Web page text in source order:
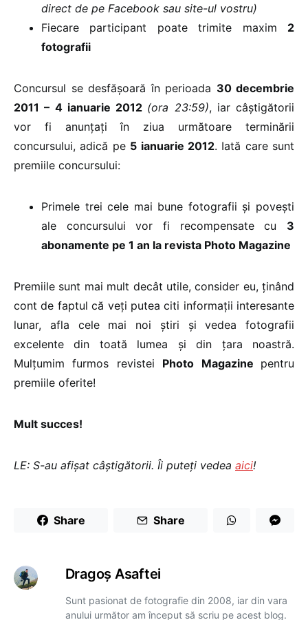
direct de pe Facebook sau site-ul vostru)
Fiecare participant poate trimite maxim 2
fotografii
Concursul se desfășoară în perioada 30 decembrie
2011 – 4 ianuarie 2012 (ora 23:59), iar câștigătorii
vor fi anunțați în ziua următoare terminării
concursului, adică pe 5 ianuarie 2012. Iată care sunt
premiile concursului:
Primele trei cele mai bune fotografii și povești
ale concursului vor fi recompensate cu 3
abonamente pe 1 an la revista Photo Magazine
Premiile sunt mai mult decât utile, consider eu, ținând
cont de faptul că veți putea citi informații interesante
lunar, afla cele mai noi știri și vedea fotografii
excelente din toată lumea și din țara noastră.
Mulțumim furmos revistei Photo Magazine pentru
premiile oferite!
Mult succes!
LE: S-au afișat câștigătorii. Îi puteți vedea aici!
Share Share
Dragoş Asaftei
Sunt pasionat de fotografie din 2008, iar din vara
anului următor am început să scriu pe acest blog.